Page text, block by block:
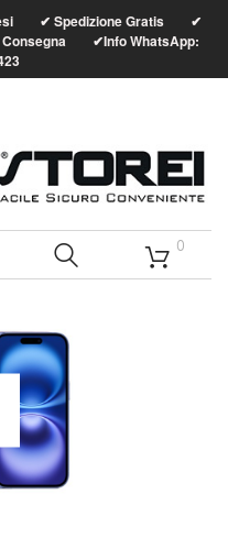
✔ Spedizione Gratis ✔
Consegna ✔Info WhatsApp:
0